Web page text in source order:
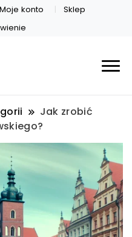
Moje konto
Sklep
Jak zrobić